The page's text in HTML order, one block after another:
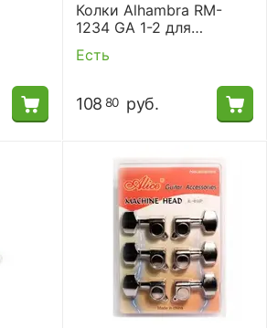
Колки Alhambra RM-
1234 GA 1-2 для
акустической и
электрогитары.
Есть
108 80 руб.